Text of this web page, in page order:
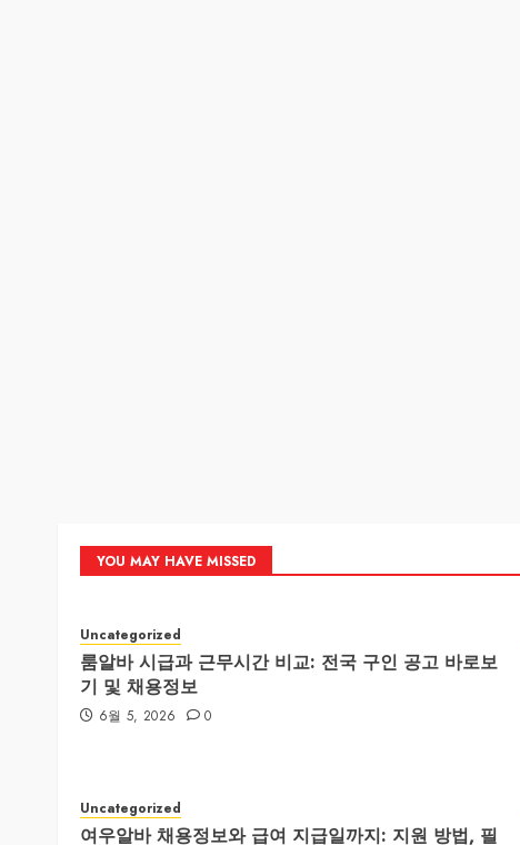
YOU MAY HAVE MISSED
Uncategorized
룸알바 시급과 근무시간 비교: 전국 구인 공고 바로보
기 및 채용정보
6월 5, 2026 0
Uncategorized
여우알바 채용정보와 급여 지급일까지: 지원 방법, 필